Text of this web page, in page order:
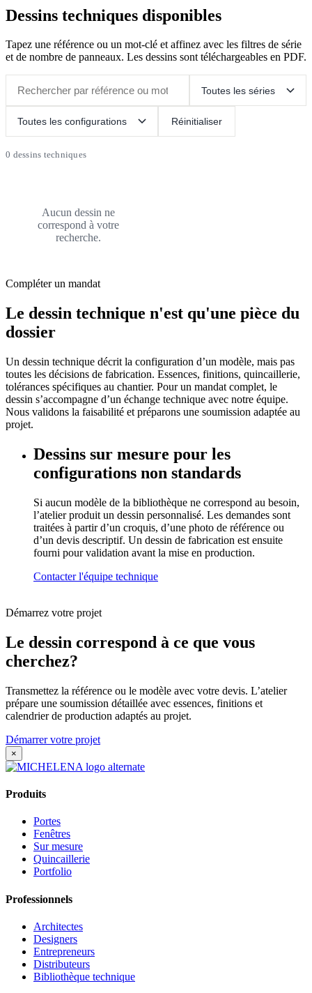
Dessins techniques disponibles
Tapez une référence ou un mot-clé et affinez avec les filtres de série
et de nombre de panneaux. Les dessins sont téléchargeables en PDF.
Réinitialiser
0 dessins techniques
Aucun dessin ne
correspond à votre
recherche.
Compléter un mandat
Le dessin technique n'est qu'une pièce du
dossier
Un dessin technique décrit la configuration d’un modèle, mais pas
toutes les décisions de fabrication. Essences, finitions, quincaillerie,
tolérances spécifiques au chantier. Pour un mandat complet, le
dessin s’accompagne d’un échange technique avec notre équipe.
Nous validons la faisabilité et préparons une soumission adaptée au
projet.
Dessins sur mesure pour les
configurations non standards
Si aucun modèle de la bibliothèque ne correspond au besoin,
l’atelier produit un dessin personnalisé. Les demandes sont
traitées à partir d’un croquis, d’une photo de référence ou
d’un devis descriptif. Un dessin de fabrication est ensuite
fourni pour validation avant la mise en production.
Contacter l'équipe technique
Démarrez votre projet
Le dessin correspond à ce que vous
cherchez?
Transmettez la référence ou le modèle avec votre devis. L’atelier
prépare une soumission détaillée avec essences, finitions et
calendrier de production adaptés au projet.
Démarrer votre projet
×
Produits
Portes
Fenêtres
Sur mesure
Quincaillerie
Portfolio
Professionnels
Architectes
Designers
Entrepreneurs
Distributeurs
Bibliothèque technique